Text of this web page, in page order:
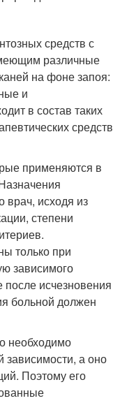
средств с
различные
на фоне запоя:
и
в состав таких
средств
применяются в
врач, исходя из
степени
только при
зависимого
после исчезновения
больной должен
необходимо
зависимости, а оно
Поэтому его